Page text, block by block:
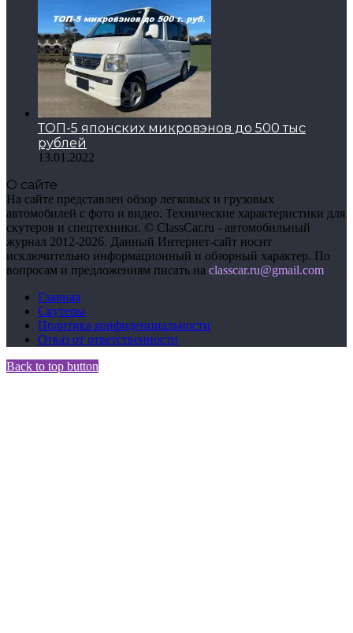
ТОП-5 японских микровэнов до 500 тыс
рублей
13.01.2022
О сайте
На сайте представлен обзор легковых и грузовых
автомобилей с фото и видео. Технические характеристики для
скутеров и спецтехники. © ClassCar.ru - автомобильный
журнал 2012-2026. Данный Интернет-сайт носит
исключительно информационный и обзорный характер. По
вопросам и предложениям писать на сlasscar.ru@gmail.com
Главная
Скутеры
Политика конфиденциальности
Отказ от ответственности
Back to top button